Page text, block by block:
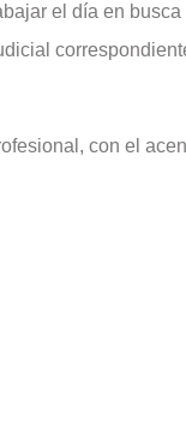
el día en
con el